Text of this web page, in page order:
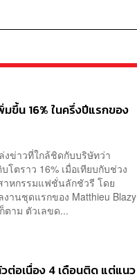
ขึ้น 16% ในครึ่งปีแรกของ
งข่าวที่ใกล้ชิดกับบริษัทว่า
โตราว 16% เมื่อเทียบกับช่วง
าหกรรมแฟชั่นลักชัวรี โดย
านชุดแรกของ Matthieu Blazy
ตาม ตัวเลขด...
ต่อเนื่อง 4 เดือนติด แต่แนว